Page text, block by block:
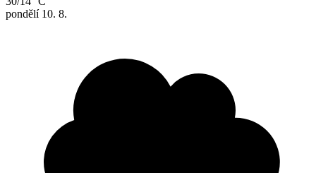
pondělí 10. 8.